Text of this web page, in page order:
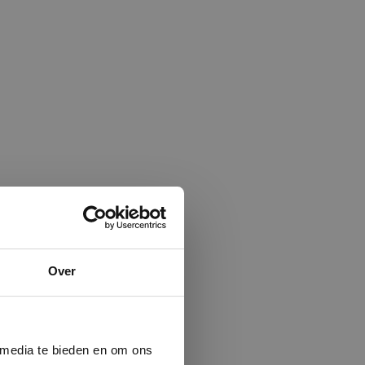
Over
te bieden en om ons
×
van